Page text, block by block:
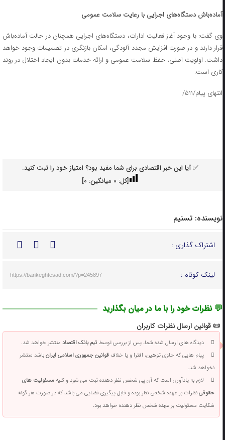
آماده‌باش دستگاه‌های اجرایی با رعایت سلامت عمومی
وی گفت: با وجود آغاز فعالیت ادارات، دستگاه‌های اجرایی همچنان در حالت آماده‌باش
قرار دارند و در صورت افزایش مجدد آلودگی، امکان بازنگری در تصمیمات وجود خواهد
داشت. اولویت اصلی، حفظ سلامت عمومی و ارائه خدمات بدون ایجاد اختلال در روند
کاری است.
انتهای پیام/۵۱۱/
✅ آیا این خبر اقتصادی برای شما مفید بود؟ امتیاز خود را ثبت کنید.
[کل: 0میانگین: 0
]
نویسنده: تسنیم
اشتراک گذاری :
لینک کوتاه : https://bankeghtesad.com/?p=245897
💬 نظرات خود را با ما در میان بگذارید
📜 قوانین ارسال نظرات کاربران
دیدگاه های ارسال شده شما، پس از بررسی توسطتیم بانک اقتصادمنتشر خواهد شد.
پیام هایی که حاوی توهین، افترا و یا خلافقوانین جمهوری اسلامی ایرانباشد منتشر
نخواهد شد.
لازم به یادآوری است که آی پی شخص نظر دهنده ثبت می شود و کلیهمسئولیت های
حقوقینظرات بر عهده شخص نظر بوده و قابل پیگیری قضایی می باشد که در صورت هر گونه
شکایت مسئولیت بر عهده شخص نظر دهنده خواهد بود.